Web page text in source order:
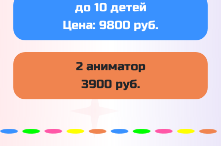
до 10 детей
Цена: 9800 руб.
2 аниматор
3900 руб.